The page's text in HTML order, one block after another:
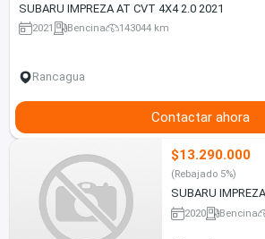
SUBARU IMPREZA AT CVT 4X4 2.0 2021
2021 Bencina 143044 km
Rancagua
Contactar ahora
$13.290.000
(Rebajado 5%)
SUBARU
2020 Bencina